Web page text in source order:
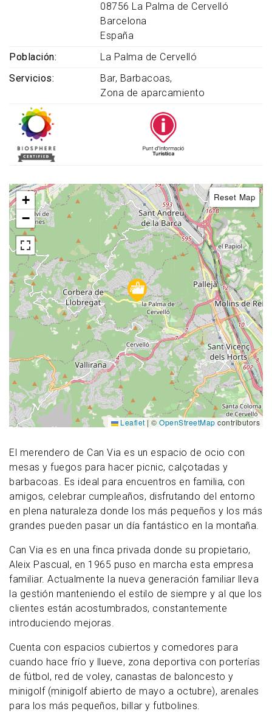
El merendero de Can Via es un espacio de ocio con
mesas y fuegos para hacer picnic, calçotadas y
barbacoas. Es ideal para encuentros en familia, con
amigos, celebrar cumpleaños, disfrutando del entorno
en plena naturaleza donde los más pequeños y los más
grandes pueden pasar un día fantástico en la montaña.
Can Via es en una finca privada donde su propietario,
Aleix Pascual, en 1965 puso en marcha esta empresa
familiar. Actualmente la nueva generación familiar lleva
la gestión manteniendo el estilo de siempre y al que los
clientes están acostumbrados, constantemente
introduciendo mejoras.
Cuenta con espacios cubiertos y comedores para
cuando hace frío y llueve, zona deportiva con porterías
de fútbol, ​​red de voley, canastas de baloncesto y
minigolf (minigolf abierto de mayo a octubre), arenales
para los más pequeños, billar y futbolines.
08756 La Palma de Cervelló
Barcelona
España
Población
La Palma de Cervelló
Servicios
Bar Barbacoas
Zona de aparcamiento
+
−
Reset Map
Leaflet |© OpenStreetMapcontributors